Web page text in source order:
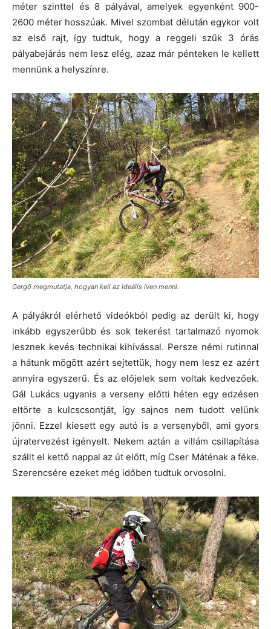
méter szinttel és 8 pályával, amelyek egyenként 900-
2600 méter hosszúak. Mivel szombat délután egykor volt
az első rajt, így tudtuk, hogy a reggeli szűk 3 órás
pályabejárás nem lesz elég, azaz már pénteken le kellett
mennünk a helyszínre.
Gergő megmutatja, hogyan kell az ideális íven menni.
A pályákról elérhető videókból pedig az derült ki, hogy
inkább egyszerűbb és sok tekerést tartalmazó nyomok
lesznek kevés technikai kihívással. Persze némi rutinnal
a hátunk mögött azért sejtettük, hogy nem lesz ez azért
annyira egyszerű. És az előjelek sem voltak kedvezőek.
Gál Lukács ugyanis a verseny előtti héten egy edzésen
eltörte a kulcscsontját, így sajnos nem tudott velünk
jönni. Ezzel kiesett egy autó is a versenyből, ami gyors
újratervezést igényelt. Nekem aztán a villám csillapítása
szállt el kettő nappal az út előtt, míg Cser Máténak a féke.
Szerencsére ezeket még időben tudtuk orvosolni.